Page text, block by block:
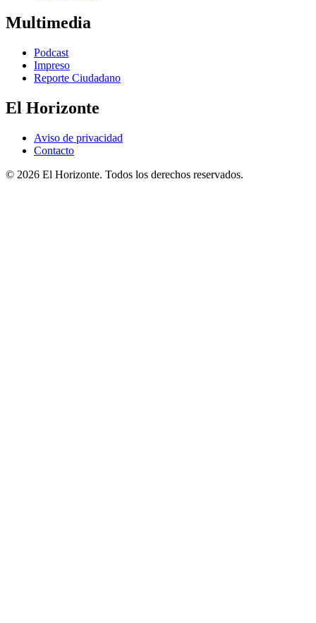
Multimedia
Podcast
Impreso
Reporte Ciudadano
El Horizonte
Aviso de privacidad
Contacto
© 2026 El Horizonte. Todos los derechos reservados.